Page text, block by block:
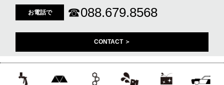
お電話で ☎088.679.8568
CONTACT ＞